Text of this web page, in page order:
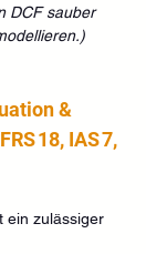
DCF sauber
&
18, IAS 7,
ein zulässiger